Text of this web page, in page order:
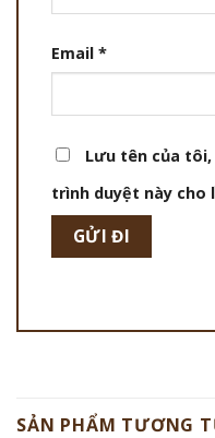
Email *
Lưu tên của
trình duyệt này cho
SẢN PHẨM TƯƠNG